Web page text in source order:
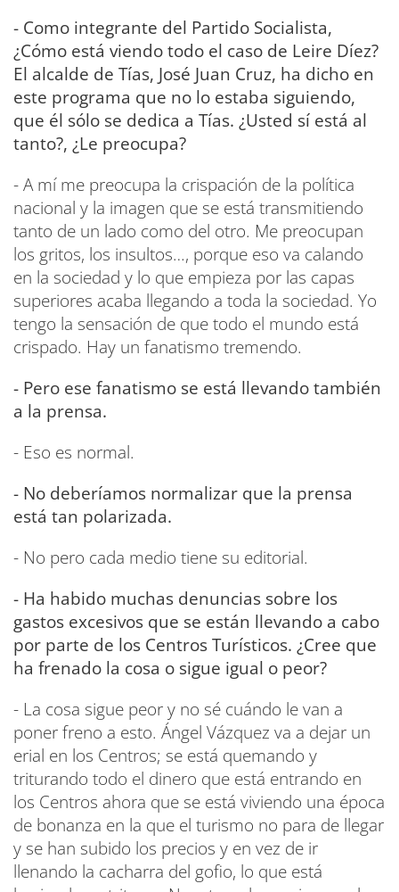
- Como integrante del Partido Socialista,
¿Cómo está viendo todo el caso de Leire Díez?
El alcalde de Tías, José Juan Cruz, ha dicho en
este programa que no lo estaba siguiendo,
que él sólo se dedica a Tías. ¿Usted sí está al
tanto?, ¿Le preocupa?
- A mí me preocupa la crispación de la política
nacional y la imagen que se está transmitiendo
tanto de un lado como del otro. Me preocupan
los gritos, los insultos…, porque eso va calando
en la sociedad y lo que empieza por las capas
superiores acaba llegando a toda la sociedad. Yo
tengo la sensación de que todo el mundo está
crispado. Hay un fanatismo tremendo.
- Pero ese fanatismo se está llevando también
a la prensa.
- Eso es normal.
- No deberíamos normalizar que la prensa
está tan polarizada.
- No pero cada medio tiene su editorial.
- Ha habido muchas denuncias sobre los
gastos excesivos que se están llevando a cabo
por parte de los Centros Turísticos. ¿Cree que
ha frenado la cosa o sigue igual o peor?
- La cosa sigue peor y no sé cuándo le van a
poner freno a esto. Ángel Vázquez va a dejar un
erial en los Centros; se está quemando y
triturando todo el dinero que está entrando en
los Centros ahora que se está viviendo una época
de bonanza en la que el turismo no para de llegar
y se han subido los precios y en vez de ir
llenando la cacharra del gofio, lo que está